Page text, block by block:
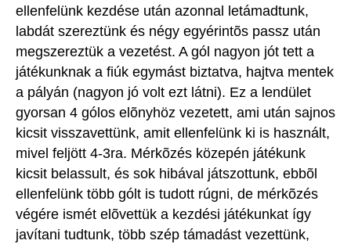
ellenfelünk kezdése után azonnal letámadtunk,
labdát szereztünk és négy egyérintõs passz után
megszereztük a vezetést. A gól nagyon jót tett a
játékunknak a fiúk egymást biztatva, hajtva mentek
a pályán (nagyon jó volt ezt látni). Ez a lendület
gyorsan 4 gólos elõnyhöz vezetett, ami után sajnos
kicsit visszavettünk, amit ellenfelünk ki is használt,
mivel feljött 4-3ra. Mérkõzés közepén játékunk
kicsit belassult, és sok hibával játszottunk, ebbõl
ellenfelünk több gólt is tudott rúgni, de mérkõzés
végére ismét elõvettük a kezdési játékunkat így
javítani tudtunk, több szép támadást vezettünk,